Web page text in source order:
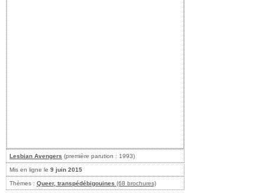
Lesbian Avengers (première parution : 1993)
Mis en ligne le 9 juin 2015
Thèmes : Queer, transpédébigouines (68 brochures)